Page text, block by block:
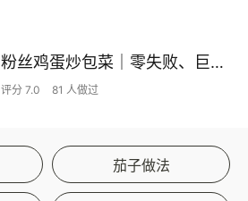
粉丝鸡蛋炒包菜｜零失败、巨下饭
评分 7.0 81 人做过
茄子做法